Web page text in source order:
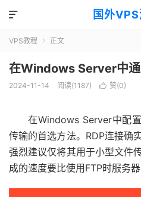
国外

VPS教程  正文
在Windows Server中通
2024-11-14 阅读(1187)  赞(0)
在Windows Server中配
传输的首选方法。RDP连接确
强烈建议仅将其用于小型文件
成的速度要比使用FTP时服务